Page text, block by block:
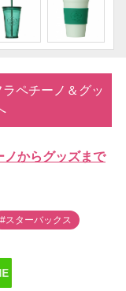
ペチーノ＆グッ
ノからグッズまで
#スターバックス